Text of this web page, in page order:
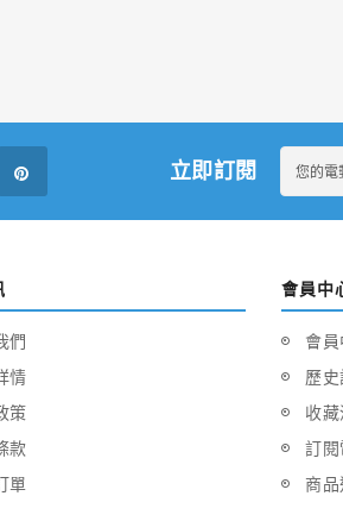
立即訂閱
們
情
策
款
單
會員中
會
歷
收
訂閱
商